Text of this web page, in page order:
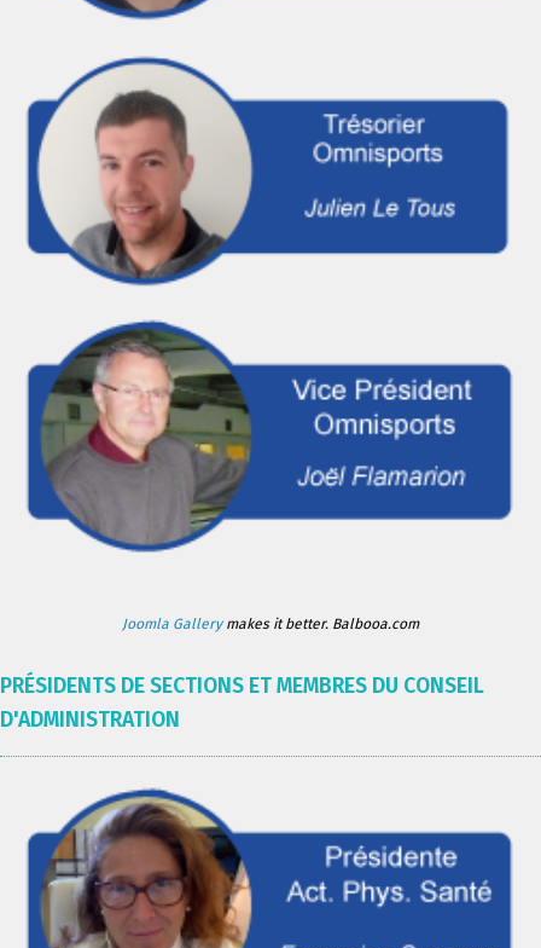
Joomla Gallerymakes it better. Balbooa.com
PRÉSIDENTS DE SECTIONS ET MEMBRES DU CONSEIL
D'ADMINISTRATION